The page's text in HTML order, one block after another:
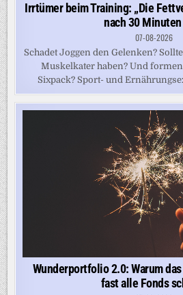
Irrtümer beim Training: „Die
nach 30 Minuten
07-08-2026
Schadet Joggen den Gelenken?
Muskelkater haben? Und
Sixpack? Sport- und
Wunderportfolio 2.0: Warum
fast alle Fonds